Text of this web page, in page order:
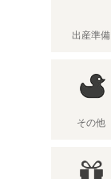
出産準備
その他